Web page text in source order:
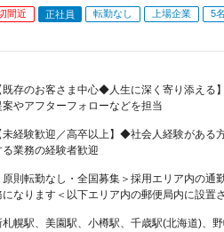
間近 正社員 転勤なし 上場企業 5
既存のお客さま中心◆人生に深く寄り添える
案やアフターフォローなどを担当
未経験歓迎／高卒以上】◆社会人経験があ
る業務の経験者歓迎
原則転勤なし・全国募集＞採用エリア内の通
になります＜以下エリア内の郵便局内に設置
札幌駅、美園駅、小樽駅、千歳駅(北海道)、